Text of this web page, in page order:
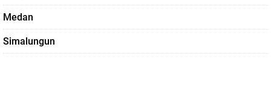
Medan
Simalungun